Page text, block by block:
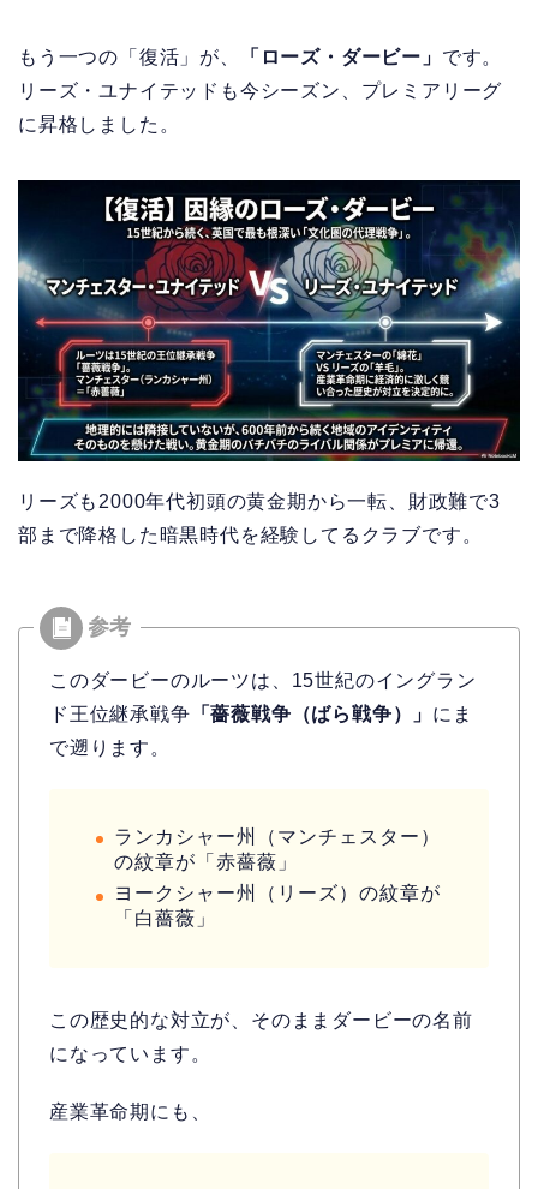
もう一つの「復活」が、 「ローズ・ダービー」 です。
リーズ・ユナイテッドも今シーズン、プレミアリーグ
に昇格しました。
リーズも2000年代初頭の黄金期から一転、財政難で3
部まで降格した暗黒時代を経験してるクラブです。
このダービーのルーツは、15世紀のイングラン
ド王位継承戦争 「薔薇戦争（ばら戦争）」 にま
で遡ります。
ランカシャー州（マンチェスター）
の紋章が「赤薔薇」
ヨークシャー州（リーズ）の紋章が
「白薔薇」
この歴史的な対立が、そのままダービーの名前
になっています。
産業革命期にも、